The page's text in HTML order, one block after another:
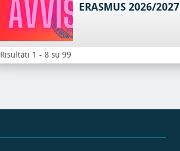
ERASMUS 2026/2027
Risultati 1 - 8 su 99